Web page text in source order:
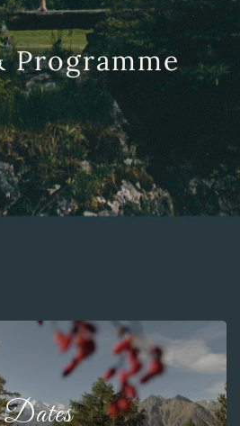
Programme
Dates